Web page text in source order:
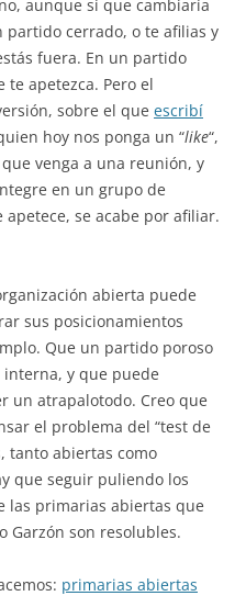
aunque sí que cambiaría
partido cerrado, o te afilias y
fuera. En un partido
apetezca. Pero el
sobre el que escribí
hoy nos ponga un “like“,
venga a una reunión, y
en un grupo de
se acabe por afiliar.
abierta puede
sus posicionamientos
Que un partido poroso
y que puede
un atrapalotodo. Creo que
el problema del “test de
tanto abiertas como
que seguir puliendo los
las primarias abiertas que
Garzón son resolubles.
primarias abiertas